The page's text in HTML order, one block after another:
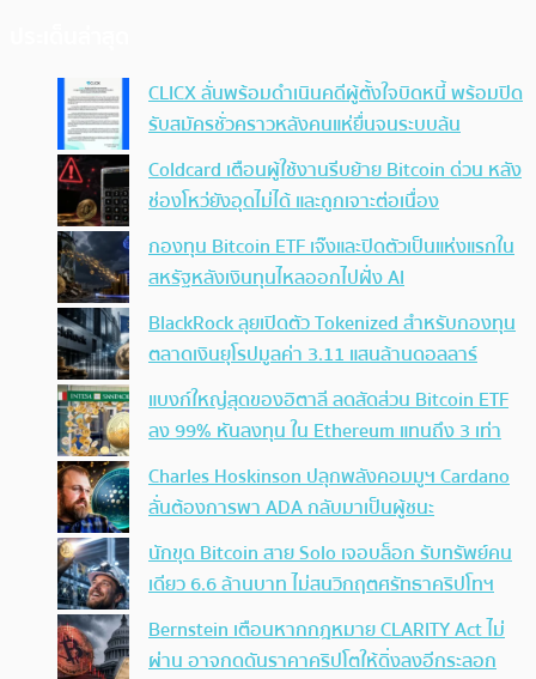
CLICX ลั่นพร้อมดำเนินคดีผู้ตั้งใจบิดหนี้ พร้อมปิด
รับสมัครชั่วคราวหลังคนแห่ยื่นจนระบบล้น
Coldcard เตือนผู้ใช้งานรีบย้าย Bitcoin ด่วน หลัง
ช่องโหว่ยังอุดไม่ได้ และถูกเจาะต่อเนื่อง
กองทุน Bitcoin ETF เจ๊งและปิดตัวเป็นแห่งแรกใน
สหรัฐหลังเงินทุนไหลออกไปฝั่ง AI
BlackRock ลุยเปิดตัว Tokenized สำหรับกองทุน
ตลาดเงินยุโรปมูลค่า 3.11 แสนล้านดอลลาร์
แบงก์ใหญ่สุดของอิตาลี ลดสัดส่วน Bitcoin ETF
ลง 99% หันลงทุน ใน Ethereum แทนถึง 3 เท่า
Charles Hoskinson ปลุกพลังคอมมูฯ Cardano
ลั่นต้องการพา ADA กลับมาเป็นผู้ชนะ
นักขุด Bitcoin สาย Solo เจอบล็อก รับทรัพย์คน
เดียว 6.6 ล้านบาท ไม่สนวิกฤตศรัทธาคริปโทฯ
Bernstein เตือนหากกฎหมาย CLARITY Act ไม่
ผ่าน อาจกดดันราคาคริปโตให้ดิ่งลงอีกระลอก